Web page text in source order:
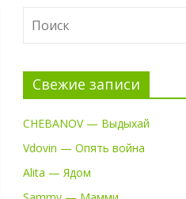
Свежие записи
CHEBANOV — Выдыхай
Vdovin — Опять война
Alita — Ядом